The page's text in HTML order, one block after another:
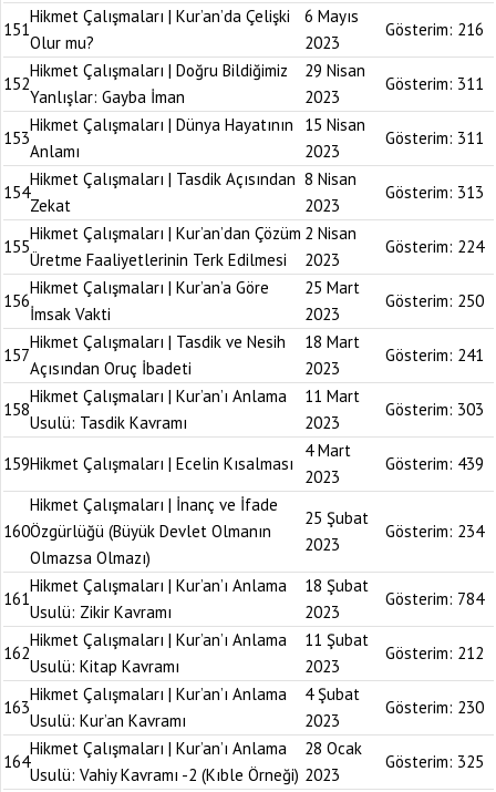
151
Hikmet Çalışmaları | Kur’an’da Çelişki
Olur mu?
6 Mayıs
2023
Gösterim: 216
152
Hikmet Çalışmaları | Doğru Bildiğimiz
Yanlışlar: Gayba İman
29 Nisan
2023
Gösterim: 311
153
Hikmet Çalışmaları | Dünya Hayatının
Anlamı
15 Nisan
2023
Gösterim: 311
154
Hikmet Çalışmaları | Tasdik Açısından
Zekat
8 Nisan
2023
Gösterim: 313
155
Hikmet Çalışmaları | Kur’an’dan Çözüm
Üretme Faaliyetlerinin Terk Edilmesi
2 Nisan
2023
Gösterim: 224
156
Hikmet Çalışmaları | Kur’an’a Göre
İmsak Vakti
25 Mart
2023
Gösterim: 250
157
Hikmet Çalışmaları | Tasdik ve Nesih
Açısından Oruç İbadeti
18 Mart
2023
Gösterim: 241
158
Hikmet Çalışmaları | Kur’an’ı Anlama
Usulü: Tasdik Kavramı
11 Mart
2023
Gösterim: 303
159Hikmet Çalışmaları | Ecelin Kısalması
4 Mart
2023
Gösterim: 439
160
Hikmet Çalışmaları | İnanç ve İfade
Özgürlüğü (Büyük Devlet Olmanın
Olmazsa Olmazı)
25 Şubat
2023
Gösterim: 234
161
Hikmet Çalışmaları | Kur’an’ı Anlama
Usulü: Zikir Kavramı
18 Şubat
2023
Gösterim: 784
162
Hikmet Çalışmaları | Kur’an’ı Anlama
Usulü: Kitap Kavramı
11 Şubat
2023
Gösterim: 212
163
Hikmet Çalışmaları | Kur’an’ı Anlama
Usulü: Kur’an Kavramı
4 Şubat
2023
Gösterim: 230
164
Hikmet Çalışmaları | Kur’an’ı Anlama
Usulü: Vahiy Kavramı -2 (Kıble Örneği)
28 Ocak
2023
Gösterim: 325